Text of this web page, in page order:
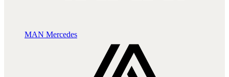
MAN Mercedes